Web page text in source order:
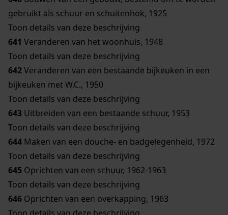
gebruikt als schuur en schuitenhok, 1925
Toon details van deze beschrijving
641 Veranderen van het woonhuis, 1948
Toon details van deze beschrijving
642Veranderen van een bestaande bijkeuken in een
bijkeuken met W.C., 1950
Toon details van deze beschrijving
643 Uitbreiden van een bestaande schuur, 1953
Toon details van deze beschrijving
644 Maken van een douche- en badgelegenheid, 1972
Toon details van deze beschrijving
645 Oprichten van een schuur, 1962-1963
Toon details van deze beschrijving
646 Oprichten van een overkapping, 1963